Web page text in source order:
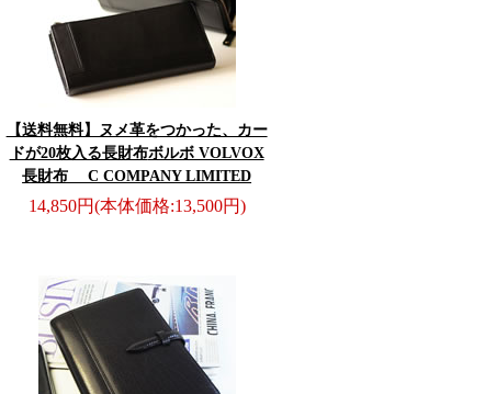
【送料無料】ヌメ革をつかった、カー
ドが20枚入る長財布ボルボ VOLVOX
長財布 C COMPANY LIMITED
14,850円(本体価格:13,500円)